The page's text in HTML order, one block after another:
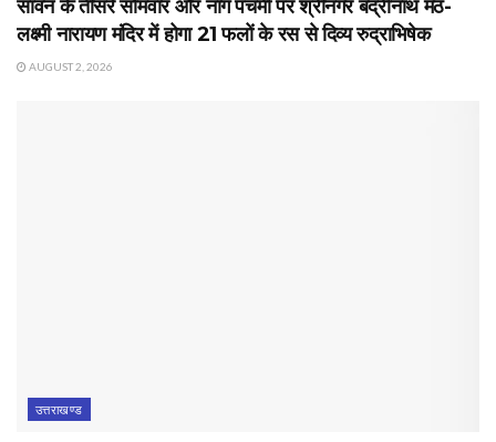
सावन के तीसरे सोमवार और नाग पंचमी पर श्रीनगर बद्रीनाथ मठ-
लक्ष्मी नारायण मंदिर में होगा 21 फलों के रस से दिव्य रुद्राभिषेक
AUGUST 2, 2026
उत्तराखण्ड